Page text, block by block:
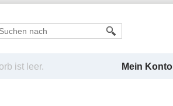
ist leer. Mein Konto